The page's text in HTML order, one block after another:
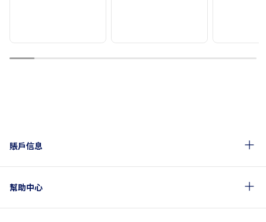
1 2 3 4 5 6 7 8 9 10
賬戶信息
幫助中心